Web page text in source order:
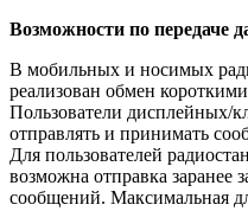
Возможности по передаче
В мобильных и носимых
реализован обмен
Пользователи дисплейных/
отправлять и принимать
Для пользователей
возможна отправка заранее
сообщений. Максимальная